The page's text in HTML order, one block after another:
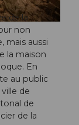
de la
non
mais aussi
la maison
En
au public
de
de
de la